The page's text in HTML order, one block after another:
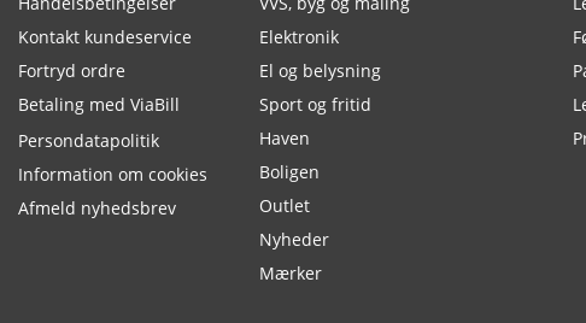
Kontakt kundeservice
Fortryd ordre
Betaling med ViaBill
Persondatapolitik
Information om cookies
Afmeld nyhedsbrev
Elektronik
El og belysning
Sport og fritid
Haven
Boligen
Outlet
Nyheder
Mærker